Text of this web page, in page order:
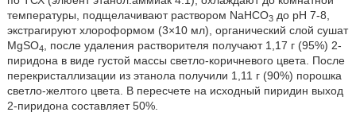
температуры, подщелачивают раствором NaHCO3до рН 7-8,
экстрагируют хлороформом (3×10 мл), органический слой сушат
MgSO4
, после удаления растворителя получают 1,17 г (95%) 2-
пиридона в виде густой массы светло-коричневого цвета. После
перекристаллизации из этанола получили 1,11 г (90%) порошка
светло-желтого цвета. В пересчете на исходный пиридин выход
2-пиридона составляет 50%.